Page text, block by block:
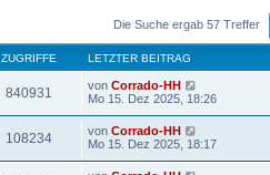
Die Suche ergab 57 Treffer
ZUGRIFFE LETZTER BEITRAG
840931 von Corrado-HH
Mo 15. Dez 2025, 18:26
108234 von Corrado-HH
Mo 15. Dez 2025, 18:17